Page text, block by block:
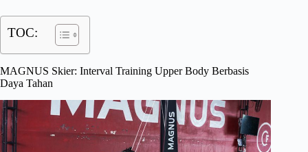
TOC:
MAGNUS Skier: Interval Training Upper Body Berbasis
Daya Tahan